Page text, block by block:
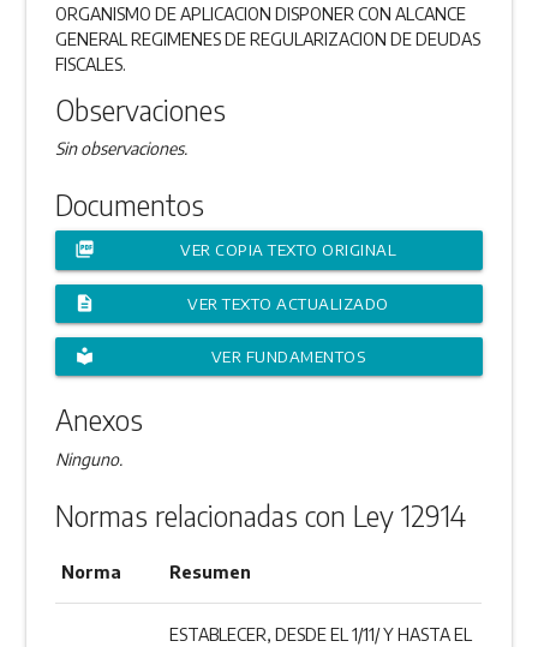
ORGANISMO DE APLICACION DISPONER CON ALCANCE
GENERAL REGIMENES DE REGULARIZACION DE DEUDAS
FISCALES.
Observaciones
Sin observaciones.
Documentos
picture_as_pdf VER COPIA TEXTO ORIGINAL
description VER TEXTO ACTUALIZADO
local_library VER FUNDAMENTOS
Anexos
Ninguno.
Normas relacionadas con Ley 12914
Norma Resumen
ESTABLECER, DESDE EL 1/11/ Y HASTA EL